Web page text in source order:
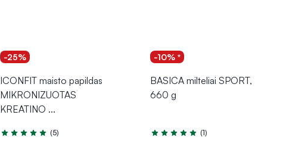
-25%
ICONFIT maisto papildas
MIKRONIZUOTAS
KREATINO ...
Įvertinimas 4.8 iš 5
(5)
-10% *
BASICA milteliai SPORT,
660 g
Įvertinimas 5.0 iš 5
(1)